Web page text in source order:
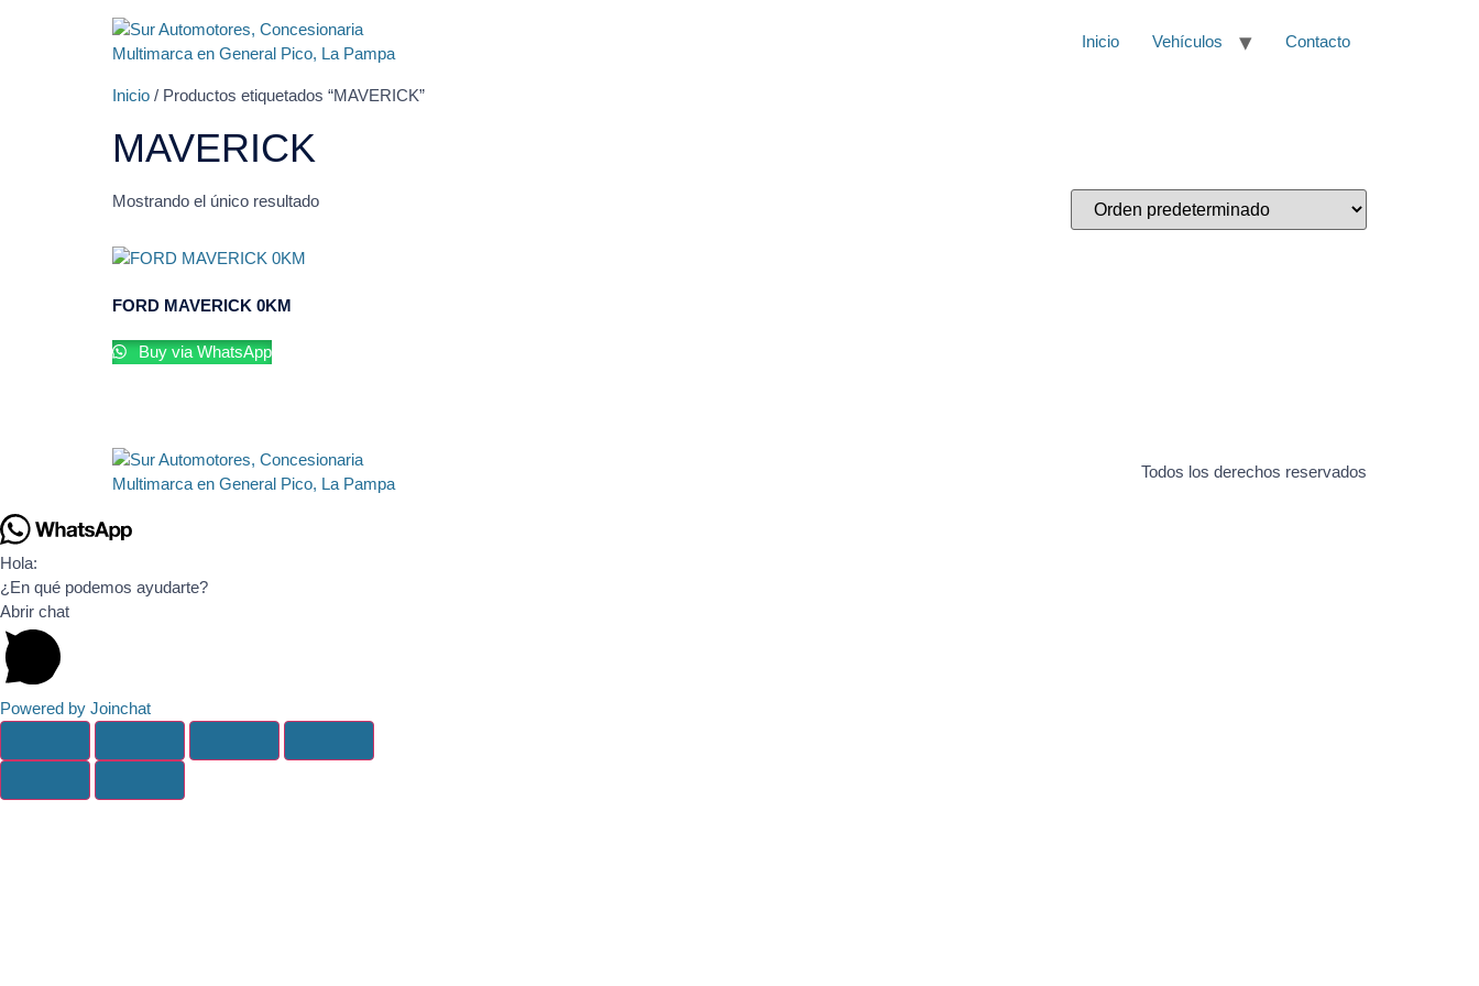
Inicio Vehículos Contacto
Inicio / Productos etiquetados “MAVERICK”
MAVERICK
Mostrando el único resultado
FORD MAVERICK 0KM
Buy via WhatsApp
Todos los derechos reservados
Hola:
¿En qué podemos ayudarte?
Abrir chat
Powered by Joinchat